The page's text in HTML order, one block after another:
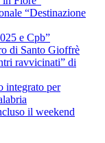
“Destinazione
e Cpb”
di Santo Gioffrè
ravvicinati” di
integrato per
il weekend